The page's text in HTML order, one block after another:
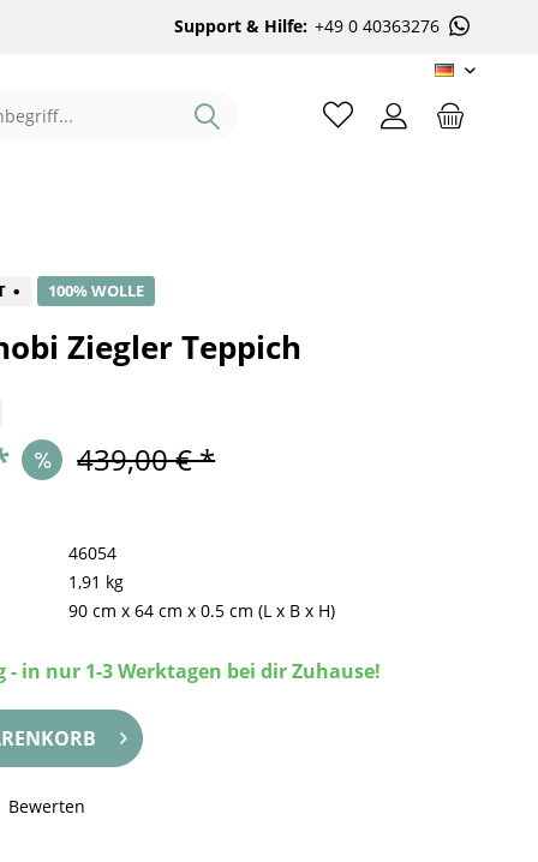
Support & Hilfe: +49 0 40363276
DE
100% WOLLE
Ziegler Teppich
439,00 € *
46054
1,91 kg
90 cm x64 cm x0.5 cm (L x B x H)
in nur 1-3 Werktagen bei dir Zuhause!
Bewerten